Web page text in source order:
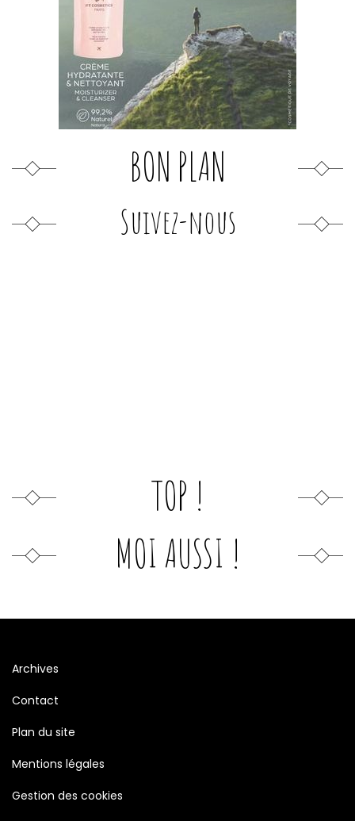
BON PLAN
Suivez-nous
TOP !
MOI AUSSI !
Archives
Contact
Plan du site
Mentions légales
Gestion des cookies